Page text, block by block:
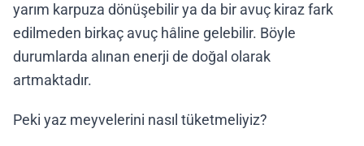
yarım karpuza dönüşebilir ya da bir avuç kiraz fark
edilmeden birkaç avuç hâline gelebilir. Böyle
durumlarda alınan enerji de doğal olarak
artmaktadır.
Peki yaz meyvelerini nasıl tüketmeliyiz?